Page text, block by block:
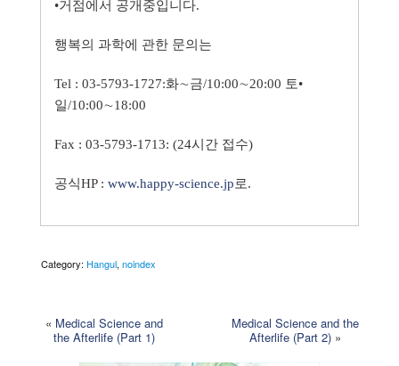
•거점에서 공개중입니다.
행복의 과학에 관한 문의는
Tel : 03-5793-1727:화∼금/10:00∼20:00 토•
일/10:00∼18:00
Fax : 03-5793-1713: (24시간 접수)
공식HP : www.happy-science.jp로.
Category: Hangul, noindex
« Medical Science and
the Afterlife (Part 1)
Medical Science and the
Afterlife (Part 2)»